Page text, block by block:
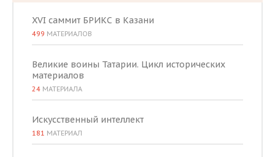
XVI саммит БРИКС в Казани
499 МАТЕРИАЛОВ
Великие воины Татарии. Цикл исторических
материалов
24 МАТЕРИАЛА
Искусственный интеллект
181 МАТЕРИАЛ